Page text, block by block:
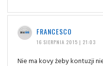
FRANCESCO
16 SIERPNIA 2015 | 21:03
Nie ma kovy żeby kontuzji